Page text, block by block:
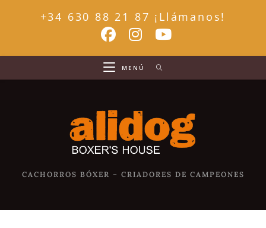
+34 630 88 21 87 ¡Llámanos!
MENÚ
CACHORROS BÓXER – CRIADORES DE CAMPEONES